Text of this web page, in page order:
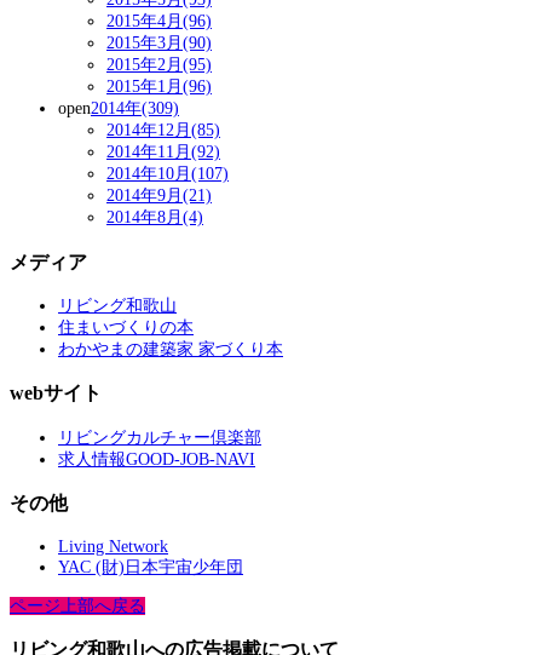
2015年4月(96)
2015年3月(90)
2015年2月(95)
2015年1月(96)
open2014年(309)
2014年12月(85)
2014年11月(92)
2014年10月(107)
2014年9月(21)
2014年8月(4)
メディア
リビング和歌山
住まいづくりの本
わかやまの建築家 家づくり本
webサイト
リビングカルチャー倶楽部
求人情報GOOD-JOB-NAVI
その他
Living Network
YAC (財)日本宇宙少年団
ページ上部へ戻る
リビング和歌山への広告掲載について